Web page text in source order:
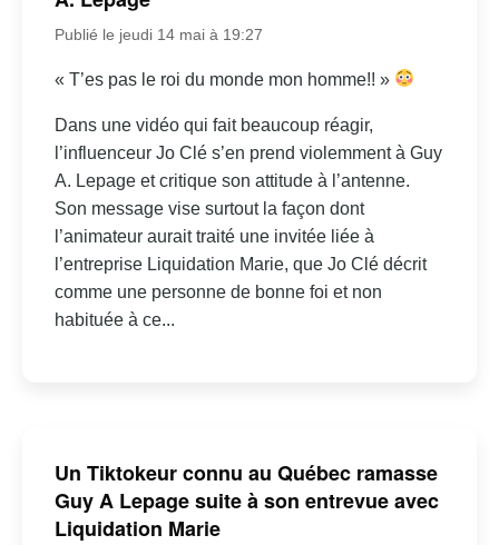
Publié le jeudi 14 mai à 19:27
« T’es pas le roi du monde mon homme!! »
Dans une vidéo qui fait beaucoup réagir,
l’influenceur Jo Clé s’en prend violemment à Guy
A. Lepage et critique son attitude à l’antenne.
Son message vise surtout la façon dont
l’animateur aurait traité une invitée liée à
l’entreprise Liquidation Marie, que Jo Clé décrit
comme une personne de bonne foi et non
habituée à ce...
Un Tiktokeur connu au Québec ramasse
Guy A Lepage suite à son entrevue avec
Liquidation Marie